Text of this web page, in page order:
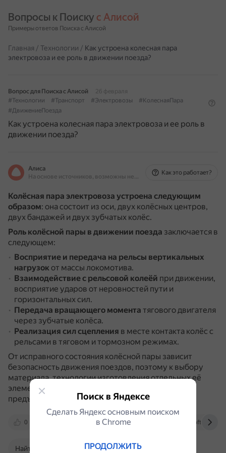
Вопросы к Поиску с Алисой
Примеры ответов Поиска с Алисой
Главная / Технологии / Как устроена колесная пара
электровоза и ее роль в движении поезда?
Вопрос для Поиска с Алисой
26 февраля
#Технологии
#Транспорт #Электровозы
#КолеснаяПара
#ДвижениеПоезда
Как устроена колесная пара электровоза и ее роль в
движении поезда?
Алиса
На основе источников, возможны неточности
Как это работает?
Колёсная пара электровоза устроена следующим
образом: она состоит из оси, двух колёсных центров,
двух бандажей и двух зубчатых колёс.
Роль колёсной пары в движении поезда заключается в
следующем:
Восприятие и передача на рельсы вертикальных
нагрузокот массы локомотива.
Взаимодействие с рельсовой колеёй при движении,
восприятие ударов от неровностей пути и
горизонтальных сил.
Передача вращающего момента тягового двигателя
через зубчатые колёса.
Реализация сил сцепления в месте контакта колёс с
рельсами в тяговом и тормозном режимах.
От исправного состояния колёсной пары зависит
безопасность движения поездов, поэтому к выбору
материала, технологии изготовления отдельных её
элементов и формированию колёсной пары
предъявляют особые требования.
0 nsportal.ru rwssoft.narod.ru
Найти в Поиске
Поиск в Яндексе
Сделать Яндекс основным поиском
в Сhrome
ПРОДОЛЖИТЬ